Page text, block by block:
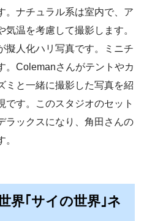
。ナチュラル系は室内で、ア
温を考慮して撮影します。
擬人化ハリ写真です。ミニチ
。Colemanさんがテントやカ
ミと一緒に撮影した写真を紹
です。このスタジオのセット
ラックスになり、角田さんの
界｢サイの世界｣ネ